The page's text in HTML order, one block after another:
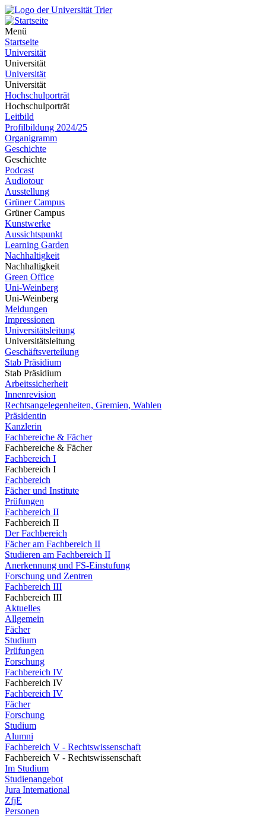
Menü
Startseite
Universität
Universität
Universität
Universität
Hochschulporträt
Hochschulporträt
Leitbild
Profilbildung 2024/25
Organigramm
Geschichte
Geschichte
Podcast
Audiotour
Ausstellung
Grüner Campus
Grüner Campus
Kunstwerke
Aussichtspunkt
Learning Garden
Nachhaltigkeit
Nachhaltigkeit
Green Office
Uni-Weinberg
Uni-Weinberg
Meldungen
Impressionen
Universitätsleitung
Universitätsleitung
Geschäftsverteilung
Stab Präsidium
Stab Präsidium
Arbeitssicherheit
Innenrevision
Rechtsangelegenheiten, Gremien, Wahlen
Präsidentin
Kanzlerin
Fachbereiche & Fächer
Fachbereiche & Fächer
Fachbereich I
Fachbereich I
Fachbereich
Fächer und Institute
Prüfungen
Fachbereich II
Fachbereich II
Der Fachbereich
Fächer am Fachbereich II
Studieren am Fachbereich II
Anerkennung und FS-Einstufung
Forschung und Zentren
Fachbereich III
Fachbereich III
Aktuelles
Allgemein
Fächer
Studium
Prüfungen
Forschung
Fachbereich IV
Fachbereich IV
Fachbereich IV
Fächer
Forschung
Studium
Alumni
Fachbereich V - Rechtswissenschaft
Fachbereich V - Rechtswissenschaft
Im Studium
Studienangebot
Jura International
ZfjE
Personen